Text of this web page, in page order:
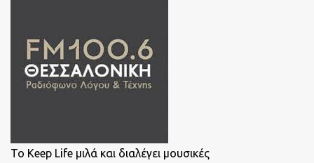
To Keep Life μιλά και διαλέγει μουσικές